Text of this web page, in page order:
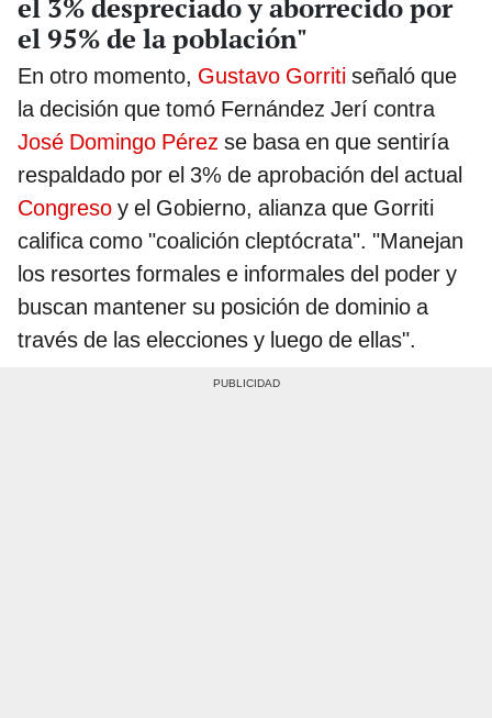
el 3% despreciado y aborrecido por
el 95% de la población"
En otro momento, Gustavo Gorriti señaló que
la decisión que tomó Fernández Jerí contra
José Domingo Pérez se basa en que sentiría
respaldado por el 3% de aprobación del actual
Congreso y el Gobierno, alianza que Gorriti
califica como "coalición cleptócrata". "Manejan
los resortes formales e informales del poder y
buscan mantener su posición de dominio a
través de las elecciones y luego de ellas".